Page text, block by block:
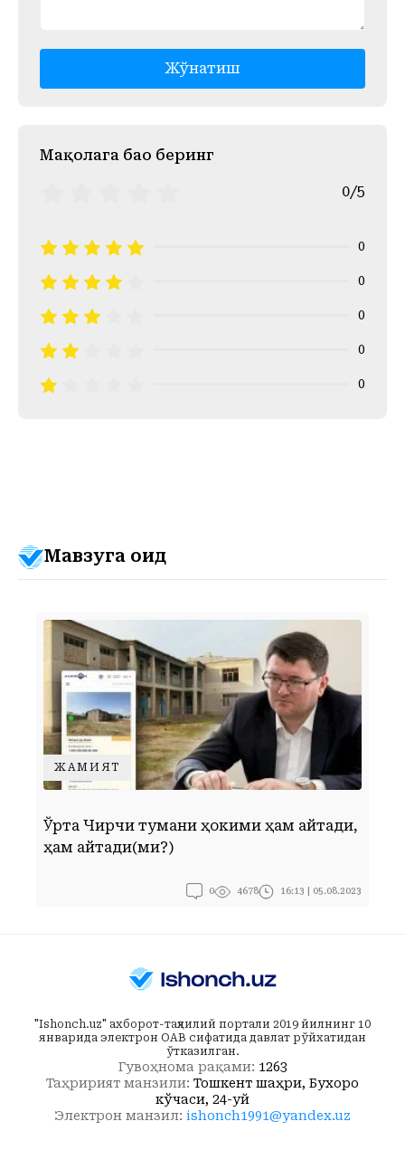
Жўнатиш
Mақолага баҳо беринг
0/5
0
0
0
0
0
Мавзуга оид
ЖАМИЯТ
Ўрта Чирчиқ тумани ҳокими ҳам айтади,
ҳам қайтади(ми?)
0 4678 16:13 | 05.08.2023
"Ishonch.uz" ахборот-таҳлилий портали 2019 йилнинг 10
январида электрон ОАВ сифатида давлат рўйхатидан
ўтказилган.
Гувоҳнома рақами: 1263
Таҳририят манзили: Тошкент шаҳри, Бухоро
кўчаси, 24-уй
Электрон манзил: ishonch1991@yandex.uz